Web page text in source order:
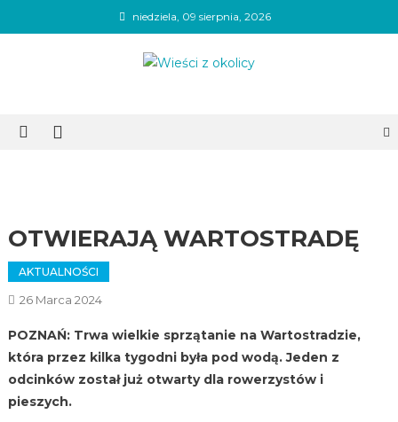
to
niedziela, 09 sierpnia, 2026
OTWIERAJĄ WARTOSTRADĘ
AKTUALNOŚCI
26 Marca 2024
POZNAŃ: Trwa wielkie sprzątanie na Wartostradzie,
która przez kilka tygodni była pod wodą. Jeden z
odcinków został już otwarty dla rowerzystów i
pieszych.